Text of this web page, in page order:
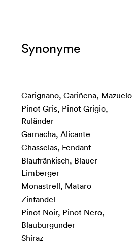
Synonyme
Carignano, Cariñena, Mazuelo
Pinot Gris, Pinot Grigio,
Ruländer
Garnacha, Alicante
Chasselas, Fendant
Blaufränkisch, Blauer
Limberger
Monastrell, Mataro
Zinfandel
Pinot Noir, Pinot Nero,
Blauburgunder
Shiraz